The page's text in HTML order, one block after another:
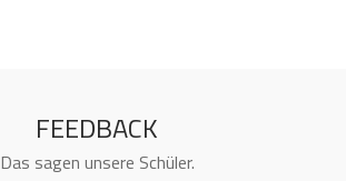
FEEDBACK
Das sagen unsere Schüler.